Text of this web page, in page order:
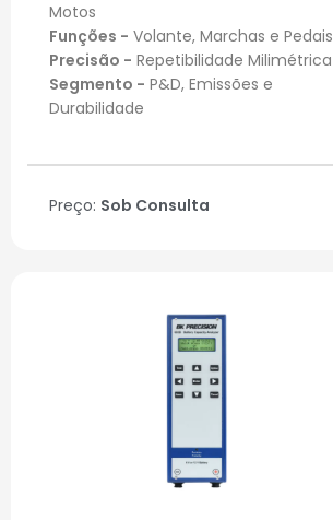
Motos
Funções - Volante, Marchas e Pedais
Precisão - Repetibilidade Milimétrica
Segmento - P&D, Emissões e
Durabilidade
Preço: Sob Consulta